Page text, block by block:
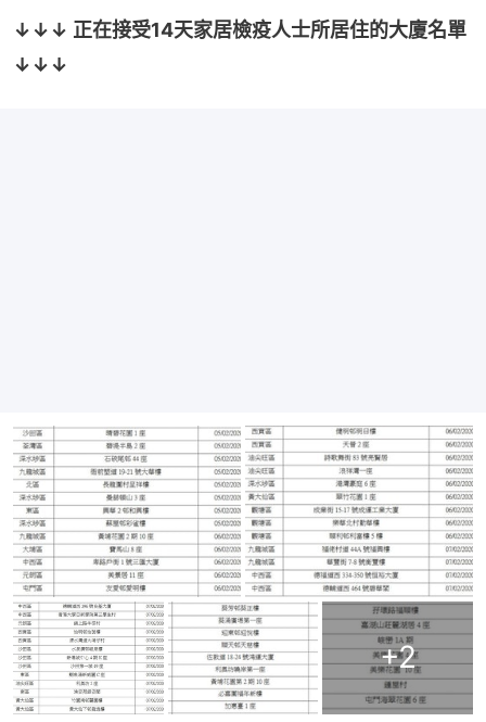
↓↓↓ 正在接受14天家居檢疫人士所居住的大廈名單
↓↓↓
+2